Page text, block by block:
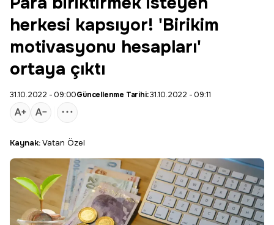
herkesi kapsıyor! 'Birikim
motivasyonu hesapları'
ortaya çıktı
31.10.2022 - 09:00Güncellenme Tarihi:31.10.2022 - 09:11
Kaynak:Vatan Özel